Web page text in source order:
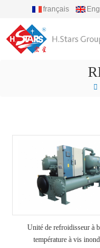
français
Unité de refroidisseur à
température à vis